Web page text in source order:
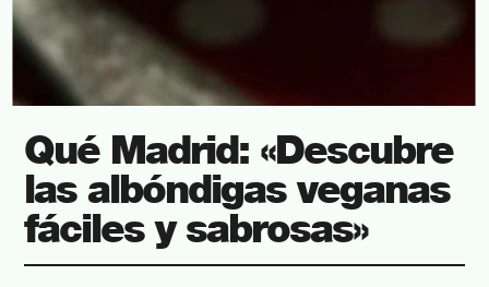
Qué Madrid: «Descubre
las albóndigas veganas
fáciles y sabrosas»